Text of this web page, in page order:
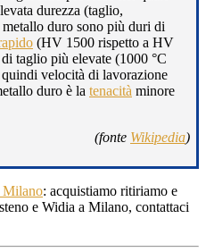
durezza (taglio,
duro sono più duri di
(HV 1500 rispetto a HV
taglio più elevate (1000 °C
velocità di lavorazione
duro è la tenacità minore
(fonte Wikipedia)
Milano: acquistiamo ritiriamo e
e Widia a Milano, contattaci